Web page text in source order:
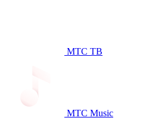
МТС ТВ
МТС Music